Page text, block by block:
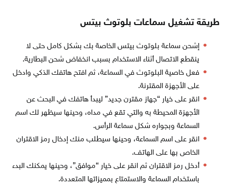
طريقة تشغيل سماعات بلوتوث بيتس
إشحن سماعة بلوتوث بيتس الخاصة بك بشكل كامل حتى لا
ينقطع الاتصال أثناء الاستخدام بسبب انخفاض شحن البطارية.
فعل خاصية البلوتوث في السماعة، ثم افتح هاتفك الذكي وادخل
على الأجهزة المقترنة.
انقر على خيار “جهاز مقترن جديد” ليبدأ هاتفك في البحث عن
الأجهزة المحيطة به والتي تقع في مداه، وحينها سيظهر لك اسم
السماعة وبجواره شكل سماعة الرأس.
انقر على اسم السماعة، وحينها سيطلب منك إدخال رمز الاقتران
الخاص بها على الهاتف.
أدخل رمز الاقتران ثم انقر على خيار “موافق”، وحينها يمكنك البدء
باستخدام السماعة والاستمتاع بمميزاتها المتعددة.